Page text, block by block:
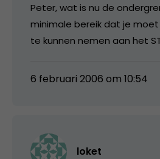
Peter, wat is nu de
minimale bereik dat je
te kunnen nemen aan het
6 februari 2006 om 10:54
loket